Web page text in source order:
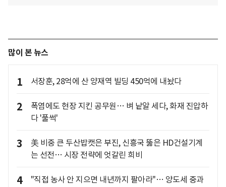
많이 본 뉴스
1 서장훈, 28억에 산 양재역 빌딩 450억에 내놨다
2
폭염에도 현장 지킨 공무원… 벼 낱알 세다, 화재 진압하
다 '풀썩'
3
美 비중 큰 두산밥캣은 부진, 신흥국 뚫은 HD건설기계
는 선전… 시장 전략에 엇갈린 희비
4
"직접 농사 안 지으면 내년까지 팔아라"… 양도세 중과